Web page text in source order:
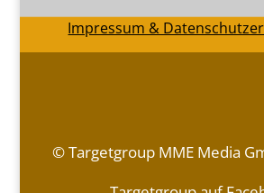
Impressum &
© Targetgroup MME Media